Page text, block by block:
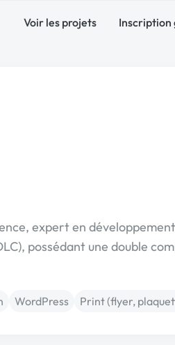
Voir les projets Inscription
expert en
possédant une double
WordPress Print (flyer,